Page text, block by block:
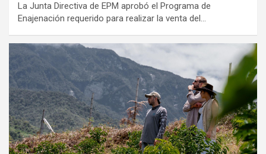
La Junta Directiva de EPM aprobó el Programa de
Enajenación requerido para realizar la venta del…